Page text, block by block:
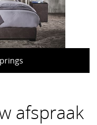
afspraak